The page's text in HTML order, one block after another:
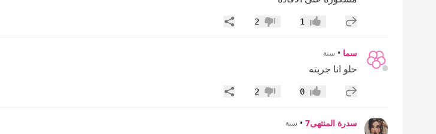
إضافة رد جديد
إعجاب1 عدم إعجاب
2 مشاركة
سما • سنة
حلو انا جربته
إضافة رد جديد
إعجاب0 عدم إعجاب
2 مشاركة
سدرة المنتهى7 • سنة